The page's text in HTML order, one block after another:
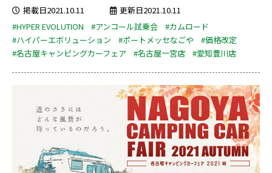
掲載日2021.10.11
更新日2021.10.11
#HYPER EVOLUTION
#アンコール試乗会
#カムロード
#ハイパーエボリューション
#ポートメッセなごや
#価格改定
#名古屋キャンピングカーフェア
#名古屋一宮店 #愛知豊川店